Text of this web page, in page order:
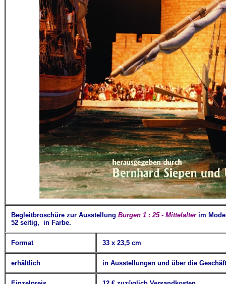
Begleitbroschüre zur Ausstellung Burgen 1 : 25 - Mittelalterim
52 seitig, in Farbe.
Format 33 x 23,5 cm
erhältlich in Ausstellungen und über die